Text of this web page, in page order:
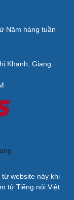
Năm hàng tuần
Khanh, Giang
website này khi
tử Tiếng nói Việt